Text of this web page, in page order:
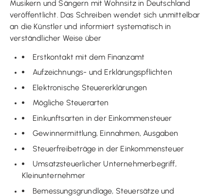
Musikern und Sängern mit Wohnsitz in Deutschland
veröffentlicht. Das Schreiben wendet sich unmittelbar
an die Künstler und informiert systematisch in
verständlicher Weise über
Erstkontakt mit dem Finanzamt
Aufzeichnungs- und Erklärungspflichten
Elektronische Steuererklärungen
Mögliche Steuerarten
Einkunftsarten in der Einkommensteuer
Gewinnermittlung, Einnahmen, Ausgaben
Steuerfreibeträge in der Einkommensteuer
Umsatzsteuerlicher Unternehmerbegriff,
Kleinunternehmer
Bemessungsgrundlage, Steuersätze und